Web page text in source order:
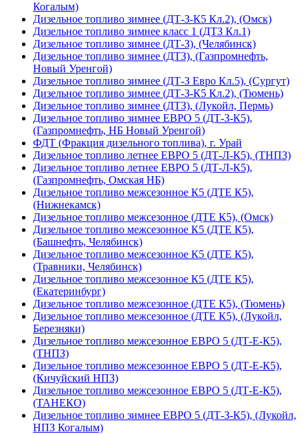
Когалым)
Дизельное топливо зимнее (ДТ-З-К5 Кл.2), (Омск)
Дизельное топливо зимнее класс 1 (ДТЗ Кл.1)
Дизельное топливо зимнее (ДТ-З), (Челябинск)
Дизельное топливо зимнее (ДТЗ), (Газпромнефть,
Новый Уренгой)
Дизельное топливо зимнее (ДТ-З Евро Кл.5), (Сургут)
Дизельное топливо зимнее (ДТ-З-К5 Кл.2), (Тюмень)
Дизельное топливо зимнее (ДТЗ), (Лукойл, Пермь)
Дизельное топливо зимнее ЕВРО 5 (ДТ-З-К5),
(Газпромнефть, НБ Новый Уренгой)
ФДТ (Фракция дизельного топлива), г. Урай
Дизельное топливо летнее ЕВРО 5 (ДТ-Л-К5), (ТНПЗ)
Дизельное топливо летнее ЕВРО 5 (ДТ-Л-К5),
(Газпромнефть, Омская НБ)
Дизельное топливо межсезонное К5 (ДТЕ К5),
(Нижнекамск)
Дизельное топливо межсезонное (ДТЕ К5), (Омск)
Дизельное топливо межсезонное К5 (ДТЕ К5),
(Башнефть, Челябинск)
Дизельное топливо межсезонное К5 (ДТЕ К5),
(Травники, Челябинск)
Дизельное топливо межсезонное К5 (ДТЕ К5),
(Екатеринбург)
Дизельное топливо межсезонное (ДТЕ К5), (Тюмень)
Дизельное топливо межсезонное (ДТЕ К5), (Лукойл,
Березняки)
Дизельное топливо межсезонное ЕВРО 5 (ДТ-Е-К5),
(ТНПЗ)
Дизельное топливо межсезонное ЕВРО 5 (ДТ-Е-К5),
(Кичуйский НПЗ)
Дизельное топливо межсезонное ЕВРО 5 (ДТ-Е-К5),
(ТАНЕКО)
Дизельное топливо зимнее ЕВРО 5 (ДТ-З-К5), (Лукойл,
НПЗ Когалым)